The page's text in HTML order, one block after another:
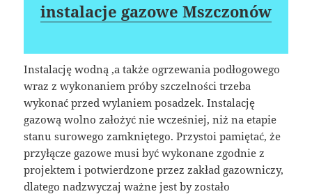
instalacje gazowe Mszczonów
Instalację wodną ,a także ogrzewania podłogowego
wraz z wykonaniem próby szczelności trzeba
wykonać przed wylaniem posadzek. Instalację
gazową wolno założyć nie wcześniej, niż na etapie
stanu surowego zamkniętego. Przystoi pamiętać, że
przyłącze gazowe musi być wykonane zgodnie z
projektem i potwierdzone przez zakład gazowniczy,
dlatego nadzwyczaj ważne jest by zostało